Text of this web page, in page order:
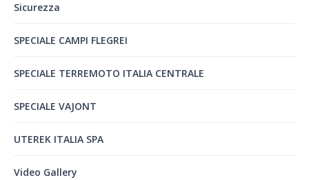
Sicurezza
SPECIALE CAMPI FLEGREI
SPECIALE TERREMOTO ITALIA CENTRALE
SPECIALE VAJONT
UTEREK ITALIA SPA
Video Gallery